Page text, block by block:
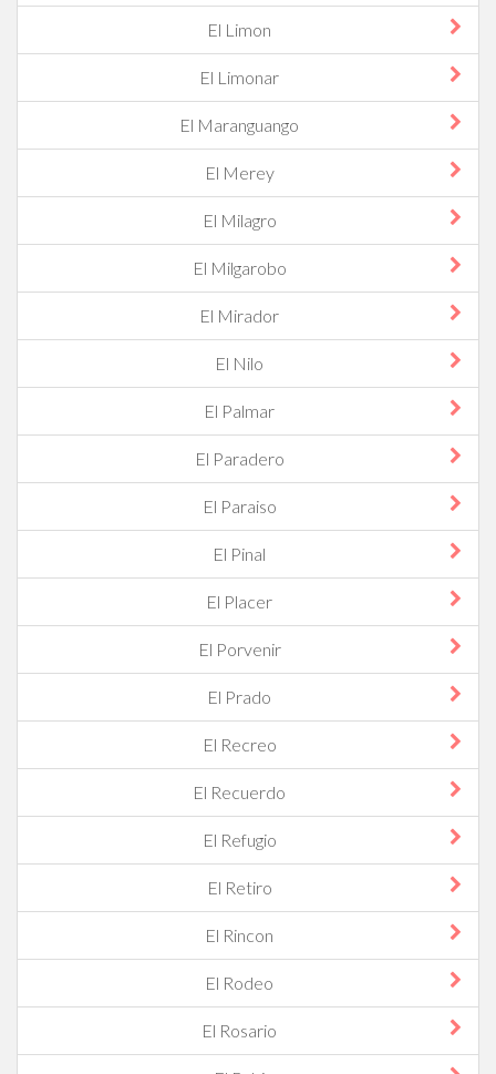
El Limon
El Limonar
El Maranguango
El Merey
El Milagro
El Milgarobo
El Mirador
El Nilo
El Palmar
El Paradero
El Paraiso
El Pinal
El Placer
El Porvenir
El Prado
El Recreo
El Recuerdo
El Refugio
El Retiro
El Rincon
El Rodeo
El Rosario